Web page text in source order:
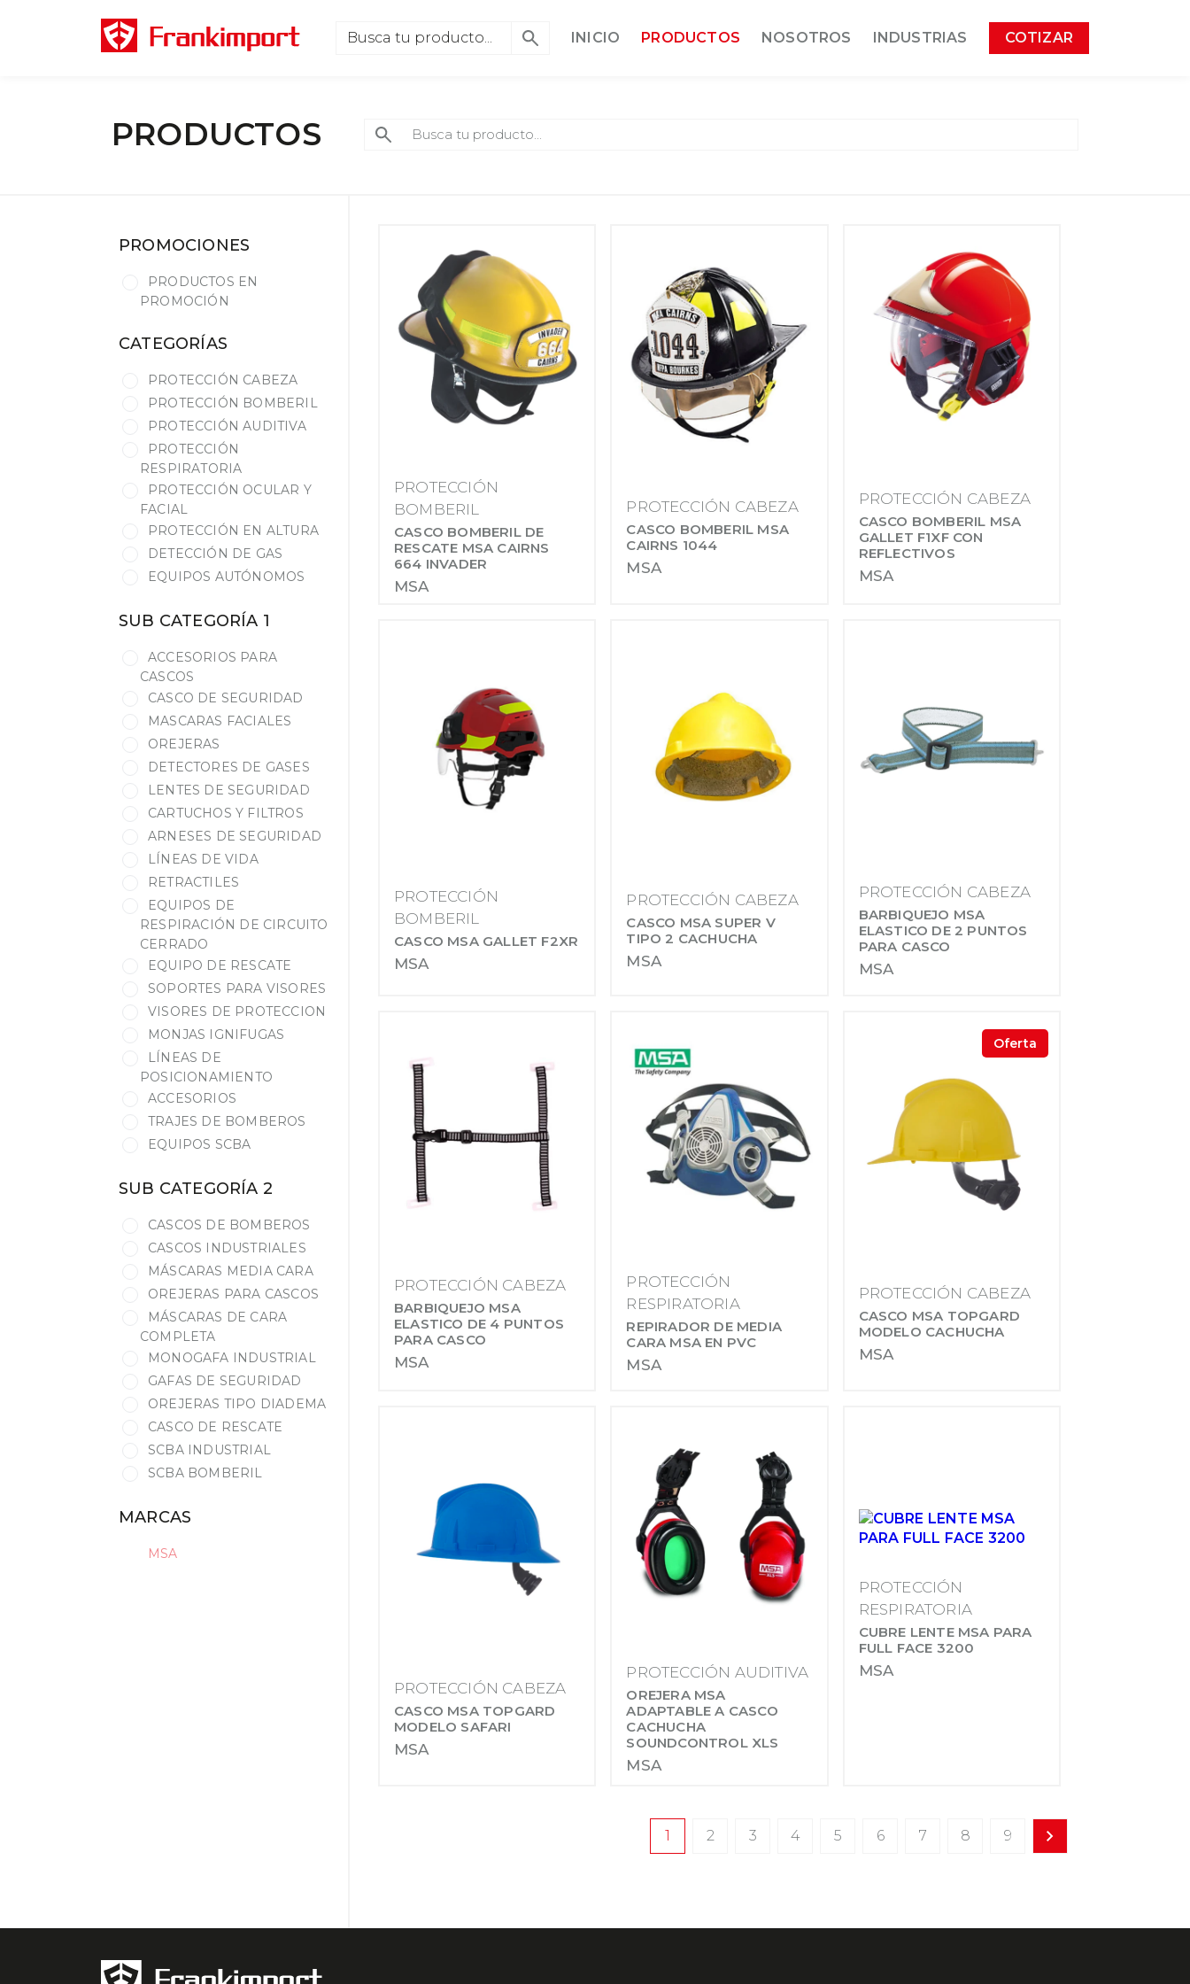
INICIO PRODUCTOS NOSOTROS INDUSTRIAS COTIZAR
PRODUCTOS
PROMOCIONES
PRODUCTOS EN
PROMOCIÓN
CATEGORÍAS
PROTECCIÓN CABEZA
PROTECCIÓN BOMBERIL
PROTECCIÓN AUDITIVA
PROTECCIÓN
RESPIRATORIA
PROTECCIÓN OCULAR Y
FACIAL
PROTECCIÓN EN ALTURA
DETECCIÓN DE GAS
EQUIPOS AUTÓNOMOS
SUB CATEGORÍA 1
ACCESORIOS PARA
CASCOS
CASCO DE SEGURIDAD
MASCARAS FACIALES
OREJERAS
DETECTORES DE GASES
LENTES DE SEGURIDAD
CARTUCHOS Y FILTROS
ARNESES DE SEGURIDAD
LÍNEAS DE VIDA
RETRACTILES
EQUIPOS DE
RESPIRACIÓN DE CIRCUITO
CERRADO
EQUIPO DE RESCATE
SOPORTES PARA VISORES
VISORES DE PROTECCION
MONJAS IGNIFUGAS
LÍNEAS DE
POSICIONAMIENTO
ACCESORIOS
TRAJES DE BOMBEROS
EQUIPOS SCBA
SUB CATEGORÍA 2
CASCOS DE BOMBEROS
CASCOS INDUSTRIALES
MÁSCARAS MEDIA CARA
OREJERAS PARA CASCOS
MÁSCARAS DE CARA
COMPLETA
MONOGAFA INDUSTRIAL
GAFAS DE SEGURIDAD
OREJERAS TIPO DIADEMA
CASCO DE RESCATE
SCBA INDUSTRIAL
SCBA BOMBERIL
MARCAS
MSA
PROTECCIÓN
BOMBERIL
CASCO BOMBERIL DE
RESCATE MSA CAIRNS
664 INVADER
MSA
PROTECCIÓN CABEZA
CASCO BOMBERIL MSA
CAIRNS 1044
MSA
PROTECCIÓN CABEZA
CASCO BOMBERIL MSA
GALLET F1XF CON
REFLECTIVOS
MSA
PROTECCIÓN
BOMBERIL
CASCO MSA GALLET F2XR
MSA
PROTECCIÓN CABEZA
CASCO MSA SUPER V
TIPO 2 CACHUCHA
MSA
PROTECCIÓN CABEZA
BARBIQUEJO MSA
ELASTICO DE 2 PUNTOS
PARA CASCO
MSA
PROTECCIÓN CABEZA
BARBIQUEJO MSA
ELASTICO DE 4 PUNTOS
PARA CASCO
MSA
PROTECCIÓN
RESPIRATORIA
REPIRADOR DE MEDIA
CARA MSA EN PVC
MSA
Oferta
PROTECCIÓN CABEZA
CASCO MSA TOPGARD
MODELO CACHUCHA
MSA
PROTECCIÓN CABEZA
CASCO MSA TOPGARD
MODELO SAFARI
MSA
PROTECCIÓN AUDITIVA
OREJERA MSA
ADAPTABLE A CASCO
CACHUCHA
SOUNDCONTROL XLS
MSA
PROTECCIÓN
RESPIRATORIA
CUBRE LENTE MSA PARA
FULL FACE 3200
MSA
1 2 3 4 5 6 7 8 9